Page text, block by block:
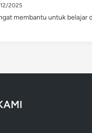
2025
membantu untuk belajar